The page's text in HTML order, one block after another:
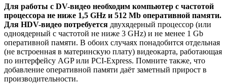
Для работы с DV-видео необходим компьютер с частотой
процессора не ниже 1,5 GHz и 512 Mb оперативной памяти.
Для HDV-видео потребуется двухядерный процессор (или
одноядерный с частотой не ниже 3 GHz) и не менее 1 Gb
оперативной памяти. В обоих случаях понадобится отдельная
(не встроенная в материнскую плату) видеокарта, работающая
по интерфейсу AGP или PCI-Express. Помните также, что
добавление оперативной памяти даёт заметный прирост в
производительности.